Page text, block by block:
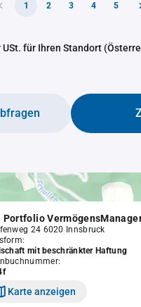
1 2 3 4 5
für Ihren Standort
24 6020 Innsbruck
mit beschränkter Haftung
Karte anzeigen